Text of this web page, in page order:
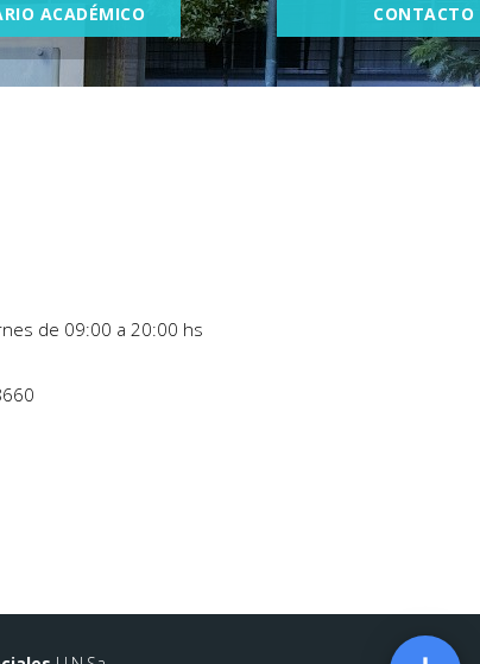
ACADÉMICO CONTACTO
de 09:00 a 20:00 hs